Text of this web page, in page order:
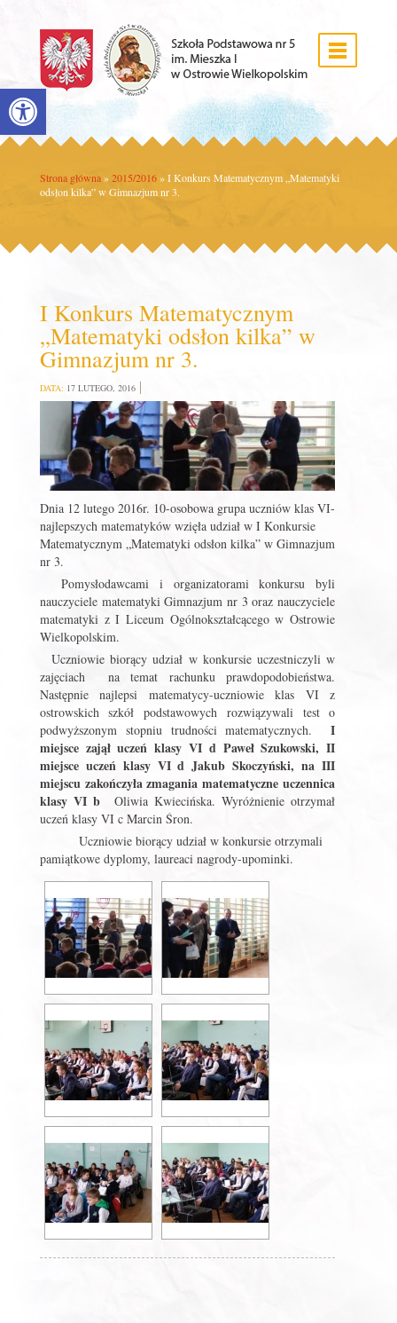
Open toolbar
Strona główna » 2015/2016 »I Konkurs Matematycznym „Matematyki
odsłon kilka” w Gimnazjum nr 3.
I Konkurs Matematycznym
„Matematyki odsłon kilka” w
Gimnazjum nr 3.
DATA: 17 LUTEGO, 2016
Dnia 12 lutego 2016r. 10-osobowa grupa uczniów klas VI-
najlepszych matematyków wzięła udział w I Konkursie
Matematycznym „Matematyki odsłon kilka” w Gimnazjum
nr 3.
Pomysłodawcami i organizatorami konkursu byli
nauczyciele matematyki Gimnazjum nr 3 oraz nauczyciele
matematyki z I Liceum Ogólnokształcącego w Ostrowie
Wielkopolskim.
Uczniowie biorący udział w konkursie uczestniczyli w
zajęciach na temat rachunku prawdopodobieństwa.
Następnie najlepsi matematycy-uczniowie klas VI z
ostrowskich szkół podstawowych rozwiązywali test o
podwyższonym stopniu trudności matematycznych.I
miejsce zajął uczeń klasy VI d Paweł Szukowski, II
miejsce uczeń klasy VI d Jakub Skoczyński, na III
miejscu zakończyła zmagania matematyczne uczennica
klasy VI b Oliwia Kwiecińska. Wyróżnienie otrzymał
uczeń klasy VI c Marcin Śron.
Uczniowie biorący udział w konkursie otrzymali
pamiątkowe dyplomy, laureaci nagrody-upominki.